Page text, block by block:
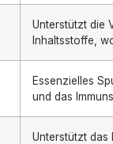
Unterstützt die
Inhaltsstoffe,
Essenzielles
und das
Unterstützt das